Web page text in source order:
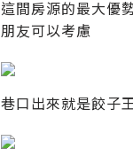
這間房源的最大優
朋友可以考慮
巷口出來就是餃子